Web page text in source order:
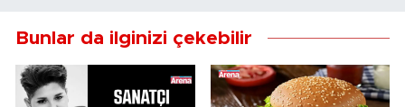
Bunlar da ilginizi çekebilir